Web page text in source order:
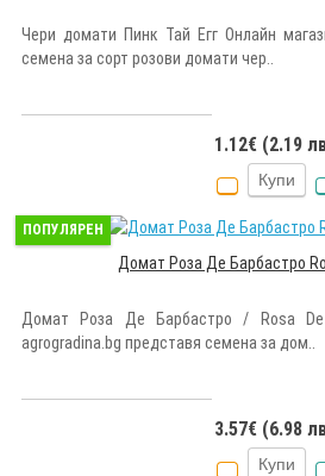
Чери домати Пинк Тай Егг Онлайн
семена за сорт розови домати чер..
1.12€ (2.19
Купи
ПОПУЛЯРЕН
Домат Роза Де Барбастро
Домат Роза Де Барбастро / Rosa De
agrogradina.bg представя семена за дом..
3.57€ (6.98
Купи